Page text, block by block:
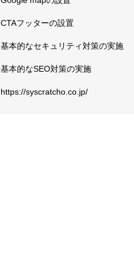
CTAフッターの設置
基本的なセキュリティ対策の実施
基本的なSEO対策の実施
https://syscratcho.co.jp/